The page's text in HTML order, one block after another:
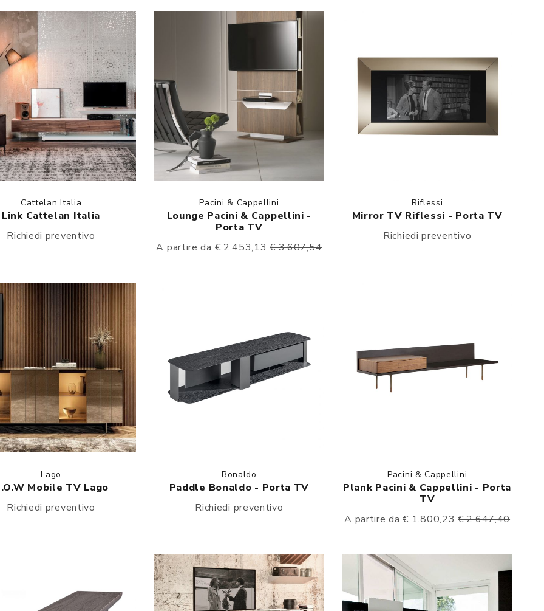
Cattelan Italia
Link Cattelan Italia
Richiedi preventivo
Pacini & Cappellini
Lounge Pacini & Cappellini -
Porta TV
A partire da € 2.453,13€ 3.607,54
Riflessi
Mirror TV Riflessi - Porta TV
Richiedi preventivo
Lago
Mobile TV Lago
Richiedi preventivo
Bonaldo
Paddle Bonaldo - Porta TV
Richiedi preventivo
Pacini & Cappellini
Plank Pacini & Cappellini - Porta
TV
A partire da € 1.800,23€ 2.647,40